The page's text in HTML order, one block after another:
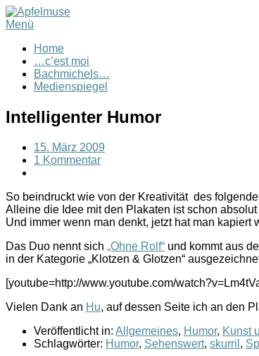
Menü
Home
…c’est moi
Bachmichels…
Medienspiegel
Intelligenter Humor
15. März 2009
1 Kommentar
So beindruckt wie von der Kreativität des
Alleine die Idee mit den Plakaten ist schon
Und immer wenn man denkt, jetzt hat man
Das Duo nennt sich „Ohne Rolf“ und kommt aus
in der Kategorie „Klotzen & Glotzen“
[youtube=http://www.youtube.com/
Vielen Dank an Hu, auf dessen Seite ich an den
Veröffentlicht in: Allgemeines, Humor, Kunst
Schlagwörter: Humor, Sehenswert, skurril ,